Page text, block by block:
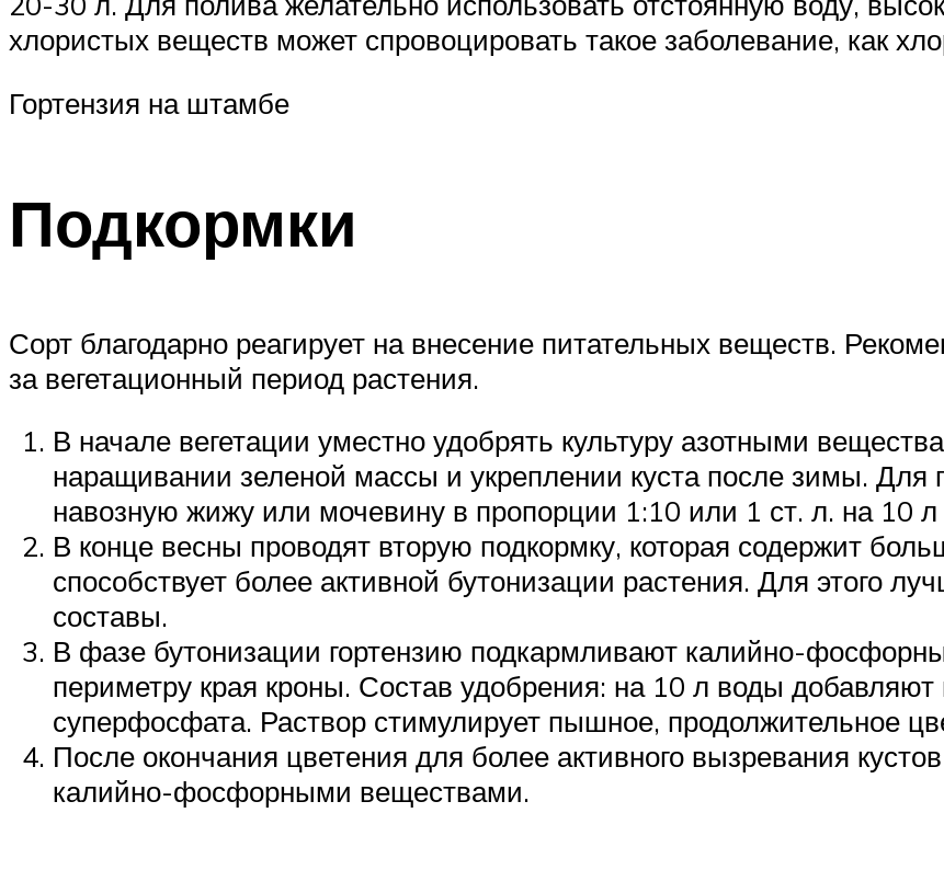
хлористых веществ может спровоцировать такое заболевание, как
Гортензия на штамбе
Подкормки
Сорт благодарно реагирует на внесение питательных веществ.
за вегетационный период растения.
В начале вегетации уместно удобрять культуру азотными
наращивании зеленой массы и укреплении куста после зимы. Для
навозную жижу или мочевину в пропорции 1:10 или 1 ст. л. на 10 л
В конце весны проводят вторую подкормку, которая содержит
способствует более активной бутонизации растения. Для этого
составы.
В фазе бутонизации гортензию подкармливают калийно-
периметру края кроны. Состав удобрения: на 10 л воды
суперфосфата. Раствор стимулирует пышное, продолжительное
После окончания цветения для более активного вызревания
калийно-фосфорными веществами.